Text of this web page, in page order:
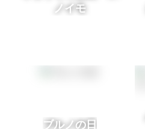
ノイモ
ブルノの日